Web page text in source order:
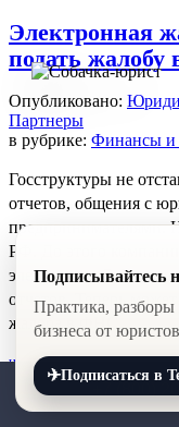
Электронная
подать жалобу
Опубликовано:
Партнеры
в рубрике: Финансы и
Госструктуры не
отчетов, общения с
предпринимателями.
РФ. До этого компании
электронке. Сейчас
отчетов. Теперь может
жалоба в ФНС....
Читать далее
Июль
0
комментарии
Подписывайтесь
Практика,
бизнеса от
✈Подписаться в
+7 (800)